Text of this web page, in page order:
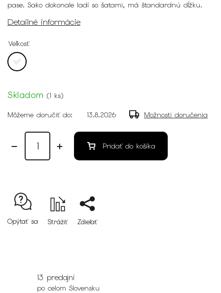
pase. Sako dokonale ladí so šatami, má štandardnú dĺžku.
Detailné informácie
Veľkosť
Skladom (1 ks)
Môžeme doručiť do: 13.8.2026 Možnosti doručenia
Pridať do košíka
Opýtať sa Strážiť Zdieľať
13 predajní
po celom Slovensku